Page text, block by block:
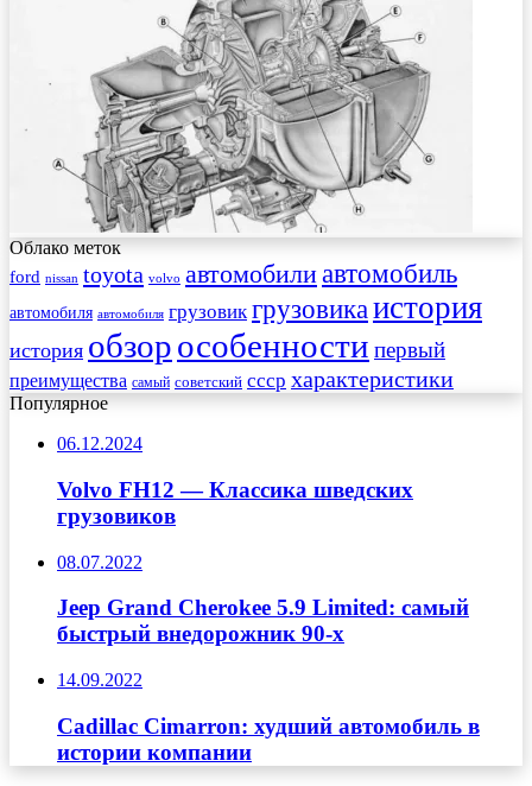
Облако меток
ford nissan toyota volvo автомобилиавтомобиль
автомобиля автомобиля грузовик грузовикаистория
история обзорособенности первый
преимущества самый советский ссср характеристики
Популярное
06.12.2024
Volvo FH12 — Классика шведских
грузовиков
08.07.2022
Jeep Grand Cherokee 5.9 Limited: самый
быстрый внедорожник 90-х
14.09.2022
Cadillac Cimarron: худший автомобиль в
истории компании